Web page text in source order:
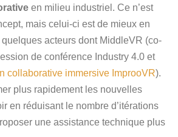
en milieu industriel. Ce n’est
mais celui-ci est de mieux en
acteurs dont MiddleVR (co-
de conférence Industry 4.0 et
collaborative immersive ImprooVR).
plus rapidement les nouvelles
en réduisant le nombre d’itérations
une assistance technique plus